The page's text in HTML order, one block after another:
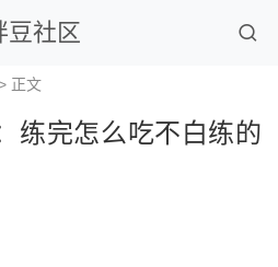
豆社区
正文
练完怎么吃不白练的